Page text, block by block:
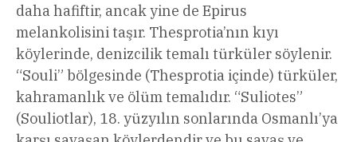
daha hafiftir, ancak yine de Epirus
melankolisini taşır. Thesprotia’nın kıyı
köylerinde, denizcilik temalı türküler söylenir.
“Souli” bölgesinde (Thesprotia içinde) türküler,
kahramanlık ve ölüm temalıdır. “Suliotes”
(Souliotlar), 18. yüzyılın sonlarında Osmanlı’ya